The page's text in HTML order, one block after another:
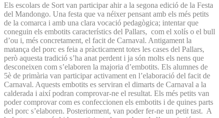
Els escolars de Sort van participar ahir a la segona edició de la Festa
del Mandongo. Una festa que va néixer pensant amb els més petits
de la comarca i amb una clara vocació pedagògica; intentar que
coneguin els embotits característics del Pallars, com el xolís o el bull
d’ou i, més concretament, el facit de Carnaval. Antigament la
matança del porc es feia a pràcticament totes les cases del Pallars,
però aquesta tradició s’ha anat perdent i ja són molts els nens que
desconeixen com s’elaboren la majoria d’embotits. Els alumnes de
5è de primària van participar activament en l’elaboració del facit de
Carnaval. Aquests embotits es serviran el dimarts de Carnaval a la
calderada i així podran comprovar-ne el resultat. Els més petits van
poder comprovar com es confeccionen els embotits i de quines parts
del porc s’elaboren. Posteriorment, van poder fer-ne un petit tast. A